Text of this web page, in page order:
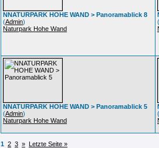
NNATURPARK HOHE WAND > Panoramablick 8
(Admin)
Naturpark Hohe Wand
(
NNATURPARK HOHE WAND > Panoramablick 5
(Admin)
Naturpark Hohe Wand
(
1 2 3 » Letzte Seite »